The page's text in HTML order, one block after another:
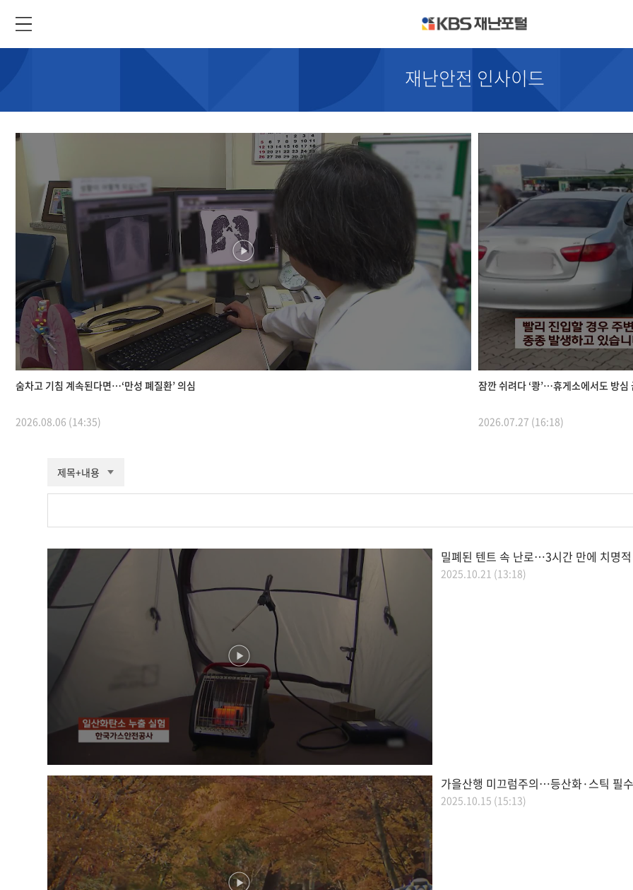
kbs
포
털
menu
재난안전 인사이드
숨차고 기침 계속된다면…‘만성 폐질환’ 의심
2026.08.06 (14:35)
잠깐 쉬려다 ‘쾅’…휴게소에서도 방심
2026.07.27 (16:18)
밀폐된 텐트 속 난로…3시간 만에 치명적
2025.10.21 (13:18)
가을산행 미끄럼주의…등산화·스틱 필수
2025.10.15 (15:13)